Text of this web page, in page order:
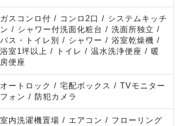
ガスコンロ付 / コンロ2口 / システムキッチ
ン / シャワー付洗面化粧台 / 洗面所独立 /
バス・トイレ別 / シャワー / 浴室乾燥機 /
浴室1坪以上 / トイレ / 温水洗浄便座 / 暖
房便座
オートロック / 宅配ボックス / TVモニター
フォン / 防犯カメラ
室内洗濯機置場 / エアコン / フローリング